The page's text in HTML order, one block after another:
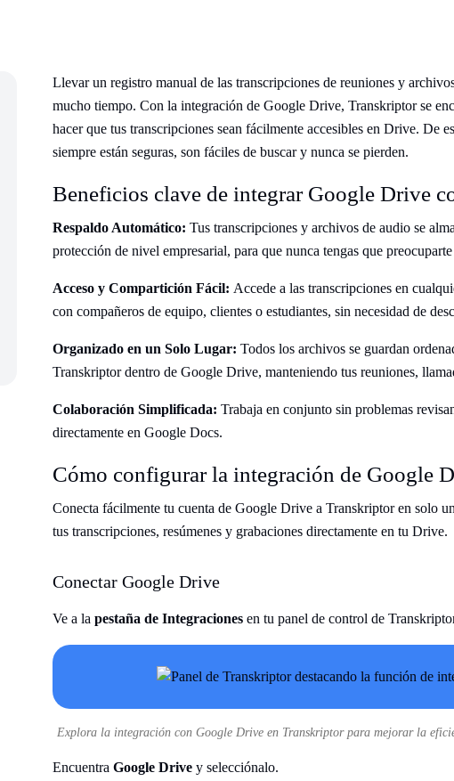
Llevar un registro manual de las transcripciones de reuniones y
mucho tiempo. Con la integración de Google Drive, Transkriptor se
hacer que tus transcripciones sean fácilmente accesibles en Drive. De
siempre están seguras, son fáciles de buscar y nunca se pierden.
Beneficios clave de integrar Google Drive
Respaldo Automático: Tus transcripciones y archivos de audio se
protección de nivel empresarial, para que nunca tengas que
Acceso y Compartición Fácil: Accede a las transcripciones en
con compañeros de equipo, clientes o estudiantes, sin necesidad de
Organizado en un Solo Lugar: Todos los archivos se guardan
Transkriptor dentro de Google Drive, manteniendo tus reuniones,
Colaboración Simplificada: Trabaja en conjunto sin problemas
directamente en Google Docs.
Cómo configurar la integración de Google
Conecta fácilmente tu cuenta de Google Drive a Transkriptor en solo
tus transcripciones, resúmenes y grabaciones directamente en tu Drive.
Conectar Google Drive
Ve a la pestaña de Integraciones en tu panel de control de
Explora la integración con Google Drive en Transkriptor para mejorar la
Encuentra Google Drive y selecciónalo.